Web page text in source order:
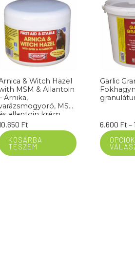
& Witch Hazel
MSM & Allantoin
Árnika,
MSM
allantoin krém
készítmény 500 gr
Ft
KOSÁRBA
TESZEM
Garlic
6.600 Ft –
OPCIÓK